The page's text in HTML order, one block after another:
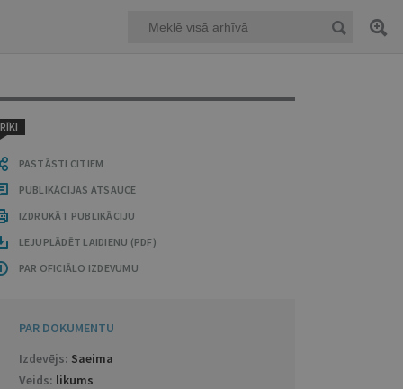
RĪKI
PASTĀSTI CITIEM
PUBLIKĀCIJAS ATSAUCE
IZDRUKĀT PUBLIKĀCIJU
LEJUPLĀDĒT LAIDIENU (PDF)
PAR OFICIĀLO IZDEVUMU
PAR DOKUMENTU
Izdevējs: Saeima
Veids: likums